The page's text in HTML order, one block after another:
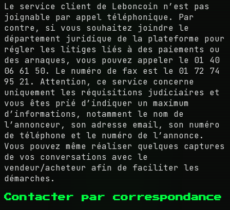
Le service client de Leboncoin n’est pas
joignable par appel téléphonique. Par
contre, si vous souhaitez joindre le
département juridique de la plateforme pour
régler les litiges liés à des paiements ou
des arnaques, vous pouvez appeler le 01 40
06 61 50. Le numéro de fax est le 01 72 74
95 21. Attention, ce service concerne
uniquement les réquisitions judiciaires et
vous êtes prié d’indiquer un maximum
d’informations, notamment le nom de
l’annonceur, son adresse email, son numéro
de téléphone et le numéro de l’annonce.
Vous pouvez même réaliser quelques captures
de vos conversations avec le
vendeur/acheteur afin de faciliter les
démarches.
Contacter par correspondance